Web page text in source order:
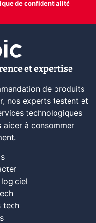
de confidentialité
et expertise
de produits
nos experts testent et
technologiques
aider à consommer
tech